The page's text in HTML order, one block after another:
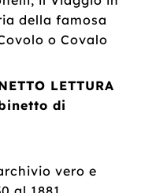
della famosa
o Covalo
LETTURA
di
vero e